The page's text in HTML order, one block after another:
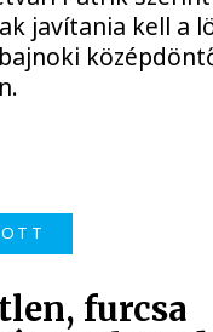
javítania kell a
furcsa